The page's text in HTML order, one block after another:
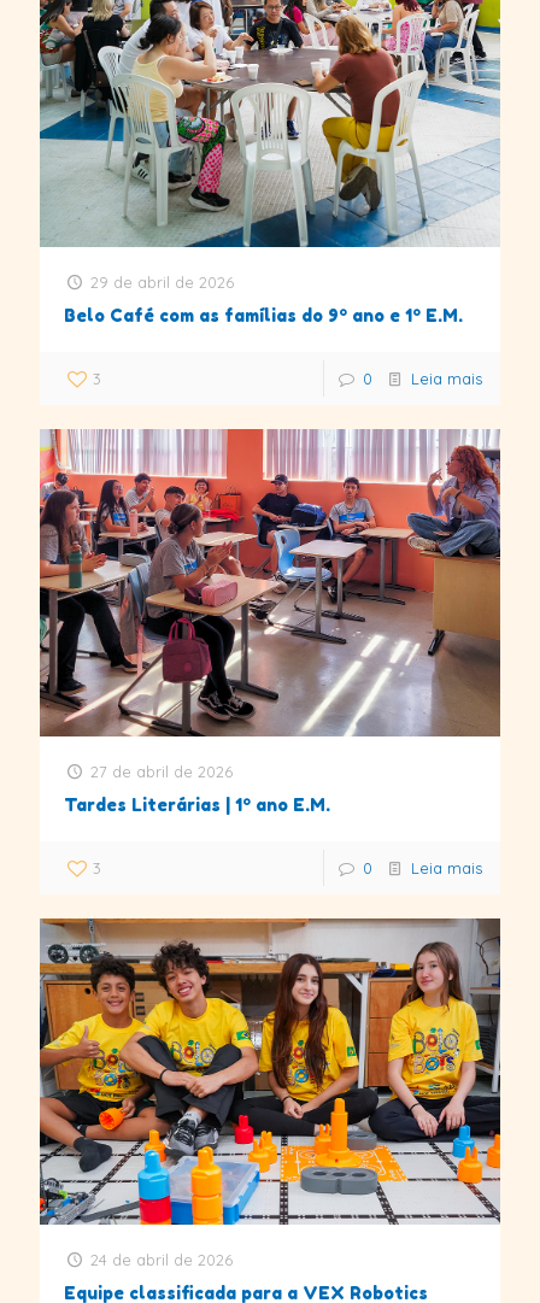
29 de abril de 2026
Belo Café com as famílias do 9º ano e 1º E.M.
3 0 Leia mais
27 de abril de 2026
Tardes Literárias | 1º ano E.M.
3 0 Leia mais
24 de abril de 2026
Equipe classificada para a VEX Robotics